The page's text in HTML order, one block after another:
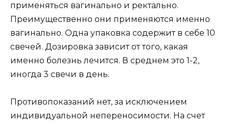
применяться вагинально и ректально.
Преимущественно они применяются именно
вагинально. Одна упаковка содержит в себе 10
свечей. Дозировка зависит от того, какая
именно болезнь лечится. В среднем это 1-2,
иногда 3 свечи в день.
Противопоказаний нет, за исключением
индивидуальной непереносимости. На счет